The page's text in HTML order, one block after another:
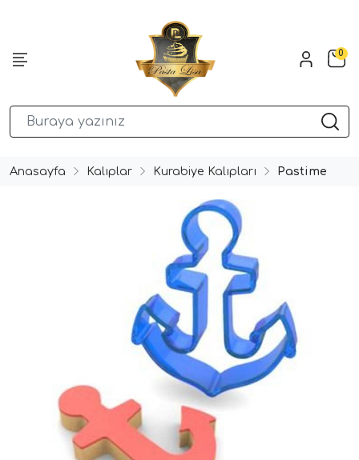
0
Anasayfa Kalıplar Kurabiye Kalıpları Pastime